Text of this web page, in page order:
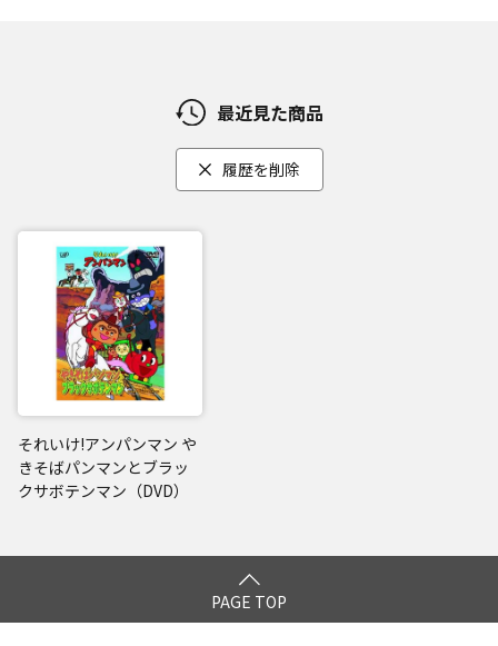
最近見た商品
履歴を削除
それいけ!アンパンマン や
きそばパンマンとブラッ
クサボテンマン（DVD）
PAGE TOP